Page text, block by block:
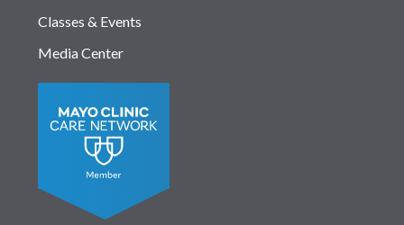
Classes & Events
Media Center